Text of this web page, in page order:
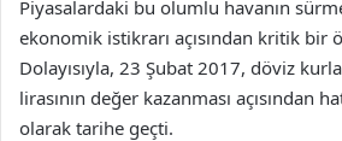
Piyasalardaki bu olumlu havanın
ekonomik istikrarı açısından kritik bir
Dolayısıyla, 23 Şubat 2017, döviz
lirasının değer kazanması açısından
olarak tarihe geçti.